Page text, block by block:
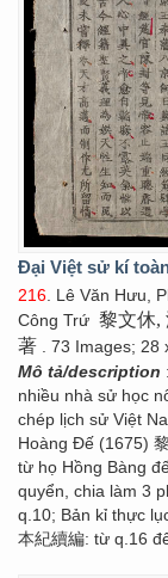
Đại Việt sử kí
216. Lê Văn Hưu,
Công Trứ 黎文休,
著 . 73 Images; 28
Mô tả/description
nhiều nhà sử học
chép lịch sử Việt
Hoàng Đế (1675)
từ họ Hồng Bàng
quyển, chia làm 3
q.10; Bản kỉ thực
本紀續編: từ q.16